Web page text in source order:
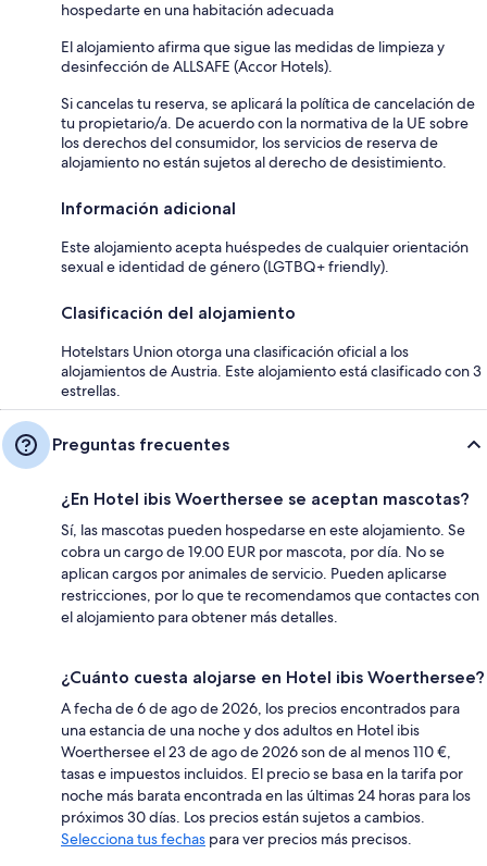
hospedarte en una habitación adecuada
El alojamiento afirma que sigue las medidas de limpieza y
desinfección de ALLSAFE (Accor Hotels).
Si cancelas tu reserva, se aplicará la política de cancelación de
tu propietario/a. De acuerdo con la normativa de la UE sobre
los derechos del consumidor, los servicios de reserva de
alojamiento no están sujetos al derecho de desistimiento.
Información adicional
Este alojamiento acepta huéspedes de cualquier orientación
sexual e identidad de género (LGTBQ+ friendly).
Clasificación del alojamiento
Hotelstars Union otorga una clasificación oficial a los
alojamientos de Austria. Este alojamiento está clasificado con 3
estrellas.
Preguntas frecuentes
¿En Hotel ibis Woerthersee se aceptan mascotas?
Sí, las mascotas pueden hospedarse en este alojamiento. Se
cobra un cargo de 19.00 EUR por mascota, por día. No se
aplican cargos por animales de servicio. Pueden aplicarse
restricciones, por lo que te recomendamos que contactes con
el alojamiento para obtener más detalles.
¿Cuánto cuesta alojarse en Hotel ibis Woerthersee?
A fecha de 6 de ago de 2026, los precios encontrados para
una estancia de una noche y dos adultos en Hotel ibis
Woerthersee el 23 de ago de 2026 son de al menos 110 €,
tasas e impuestos incluidos. El precio se basa en la tarifa por
noche más barata encontrada en las últimas 24 horas para los
próximos 30 días. Los precios están sujetos a cambios.
Selecciona tus fechas para ver precios más precisos.